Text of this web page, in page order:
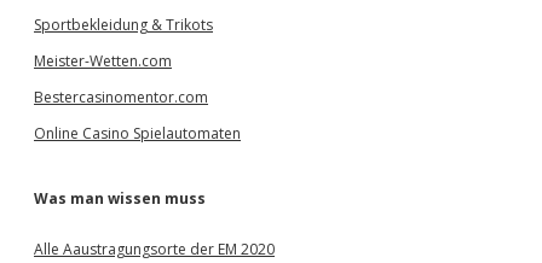
Sportbekleidung & Trikots
Meister-Wetten.com
Bestercasinomentor.com
Online Casino Spielautomaten
Was man wissen muss
Alle Aaustragungsorte der EM 2020